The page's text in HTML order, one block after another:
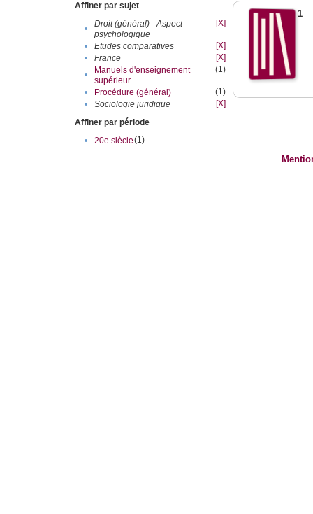
Affiner par sujet
•
Droit (général) - Aspect
psychologique
[X]
• Etudes comparatives
[X]
•
France
[X]
•
Manuels d'enseignement
supérieur
(1)
• Procédure (général)
(1)
•
Sociologie juridique
[X]
Affiner par période
•
20e siècle(1)
1